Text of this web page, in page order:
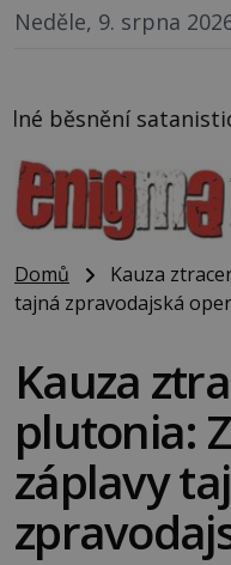
Neděle, 9. srpna
gangu
Domů
Kauza
tajná zpravodajská
Kauza
plutonia:
záplavy